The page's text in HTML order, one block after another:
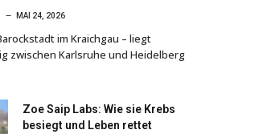
MAI 24, 2026
im Kraichgau – liegt
zwischen Karlsruhe und Heidelberg
Zoe Saip Labs: Wie sie Krebs
besiegt und Leben rettet